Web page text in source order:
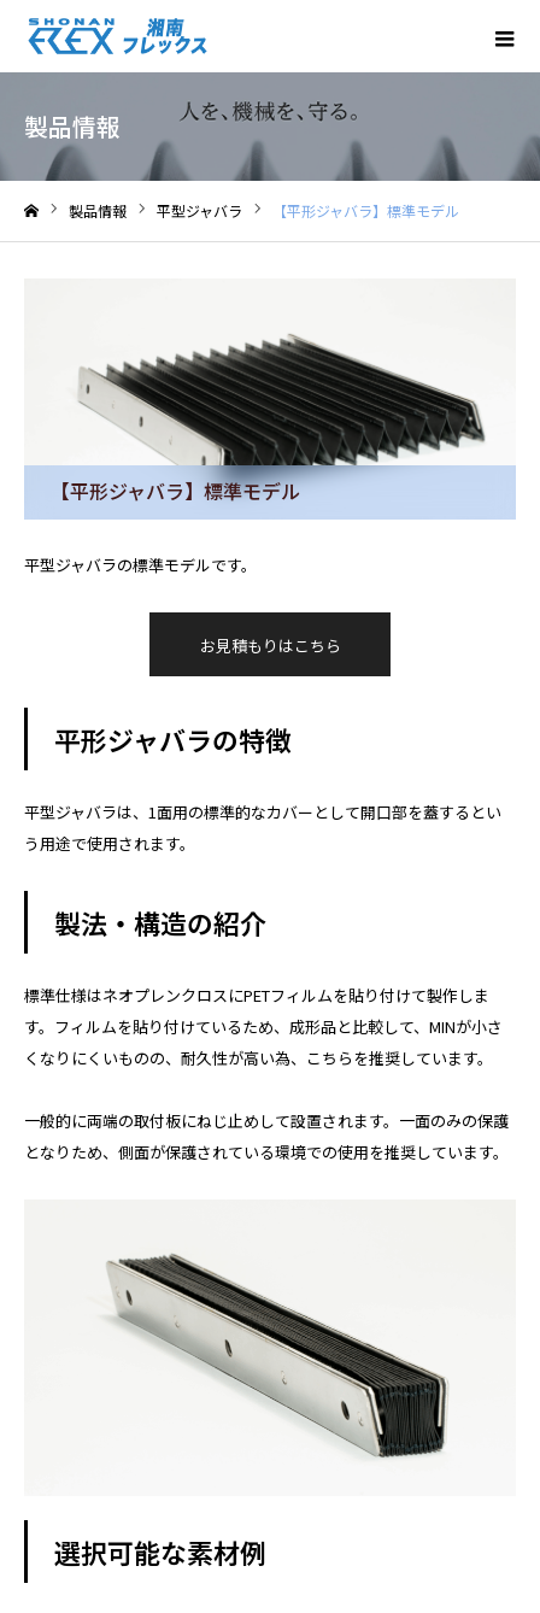
製品情報
製品情報 平型ジャバラ 【平形ジャバラ】標準モデル
【平形ジャバラ】標準モデル
平型ジャバラの標準モデルです。
お見積もりはこちら
平形ジャバラの特徴
平型ジャバラは、1面用の標準的なカバーとして開口部を蓋するとい
う用途で使用されます。
製法・構造の紹介
標準仕様はネオプレンクロスにPETフィルムを貼り付けて製作しま
す。フィルムを貼り付けているため、成形品と比較して、MINが小さ
くなりにくいものの、耐久性が高い為、こちらを推奨しています。
一般的に両端の取付板にねじ止めして設置されます。一面のみの保護
となりため、側面が保護されている環境での使用を推奨しています。
選択可能な素材例